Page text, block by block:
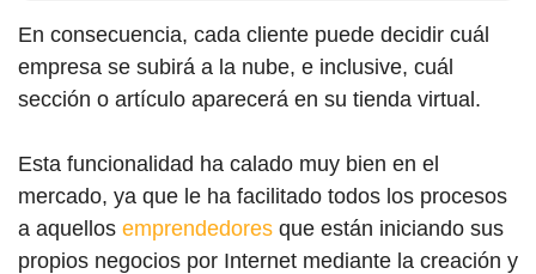
En consecuencia, cada cliente puede decidir cuál
empresa se subirá a la nube, e inclusive, cuál
sección o artículo aparecerá en su tienda virtual.
Esta funcionalidad ha calado muy bien en el
mercado, ya que le ha facilitado todos los procesos
a aquellos emprendedores que están iniciando sus
propios negocios por Internet mediante la creación y